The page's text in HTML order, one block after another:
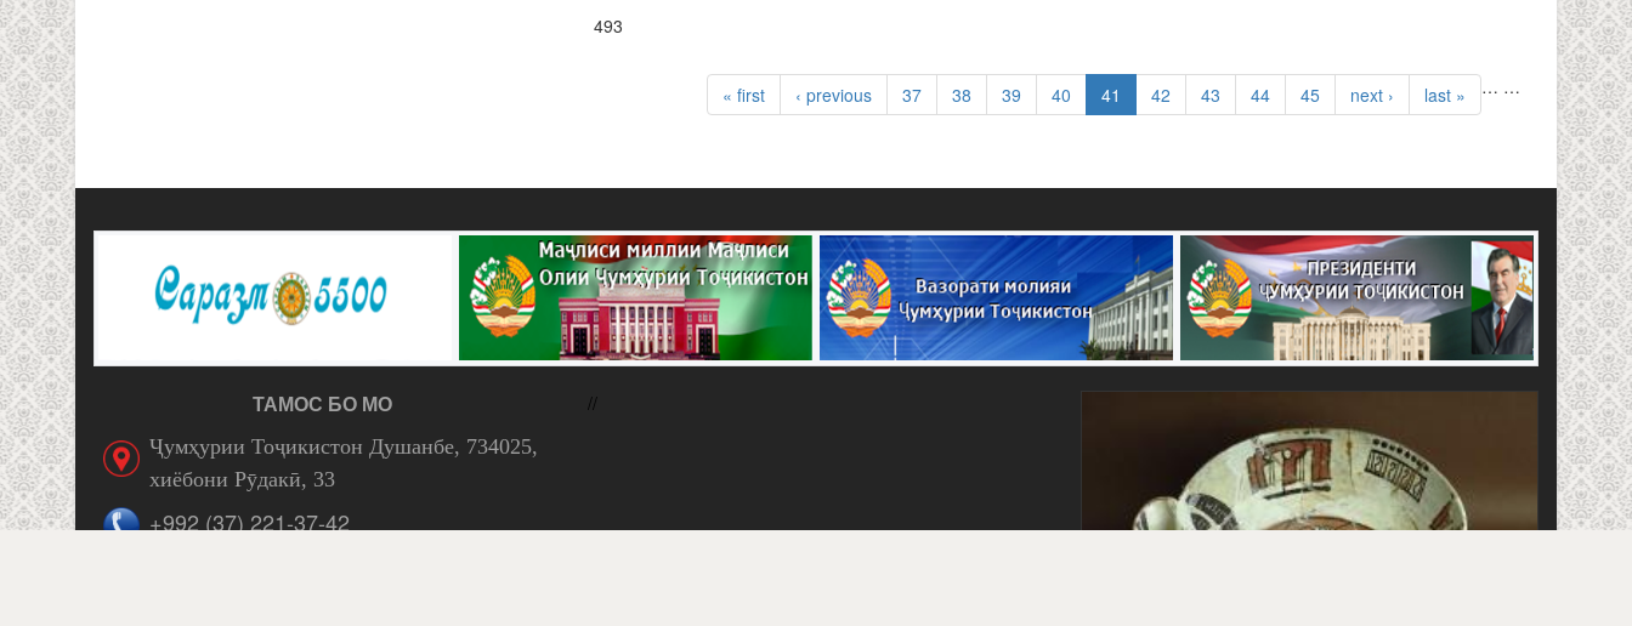
493
« first ‹ previous …
37 38 39 40 41 42 43 44 45 …
next › last »
ТАМОС БО МО
Ҷумҳурии Тоҷикистон Душанбе, 734025,
хиёбони Рӯдакӣ, 33
+992 (37) 221-37-42
//